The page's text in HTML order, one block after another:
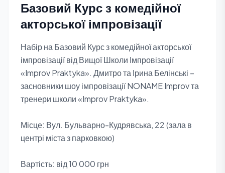
Базовий Курс з комедійної
акторської імпровізації
Набір на Базовий Курс з комедійної акторської
імпровізації від Вищої Школи Імпровізації
«Improv Praktyka». Дмитро та Ірина Белінські –
засновники шоу імпровізації NONAME Improv та
тренери школи «Improv Praktyka».
Місце: Вул. Бульварно-Кудрявська, 22 (зала в
центрі міста з парковкою)
Вартість: від 10 000 грн